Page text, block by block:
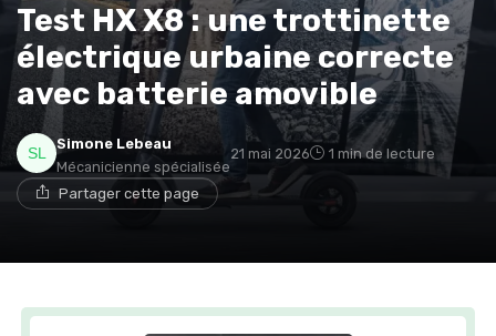
Test HX X8 : une trottinette
électrique urbaine correcte
avec batterie amovible
Simone Lebeau
Mécanicienne spécialisée
21 mai 2026 1 min de lecture
Partager cette page